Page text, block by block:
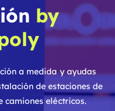
by
a medida y ayudas
de estaciones de
eléctricos.